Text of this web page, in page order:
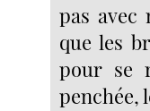
pas avec
que les
pour se
penchée,